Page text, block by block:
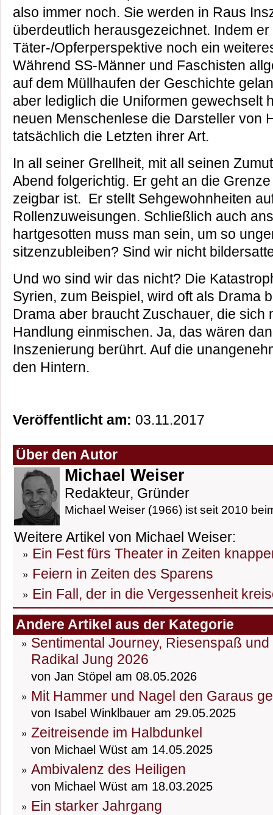
also immer noch. Sie werden in Raus
überdeutlich herausgezeichnet. Indem er
Täter-/Opferperspektive noch ein
Während SS-Männer und Faschisten
auf dem Müllhaufen der Geschichte
aber lediglich die Uniformen gewechselt
neuen Menschenlese die Darsteller von
tatsächlich die Letzten ihrer Art.
In all seiner Grellheit, mit all seinen
Abend folgerichtig. Er geht an die
zeigbar ist. Er stellt Sehgewohnheiten
Rollenzuweisungen. Schließlich auch
hartgesotten muss man sein, um so
sitzenzubleiben? Sind wir nicht
Und wo sind wir das nicht? Die
Syrien, zum Beispiel, wird oft als Drama
Drama aber braucht Zuschauer, die sich
Handlung einmischen. Ja, das wären
Inszenierung berührt. Auf die
den Hintern.
Veröffentlicht am: 03.11.2017
Über den Autor
Michael Weiser
Redakteur, Gründer
Michael Weiser (1966) ist seit 2010
Weitere Artikel von Michael Weiser:
Ein Fest fürs Theater in Zeiten
Feiern in Zeiten des Sparens
Ein Fall, der in die Vergessenheit
Andere Artikel aus der Kategorie
Sentimental Journey, Riesenspaß
Radikal Jung 2026
von Jan Stöpel am 08.05.2026
Mit Hammer und Nagel den Garaus
von Isabel Winklbauer am 29.05.2025
Zeitreisende im Halbdunkel
von Michael Wüst am 14.05.2025
Ambivalenz des Heiligen
von Michael Wüst am 18.03.2025
Ein starker Jahrgang